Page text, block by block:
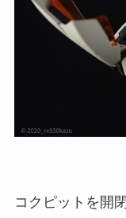
コクピットを開